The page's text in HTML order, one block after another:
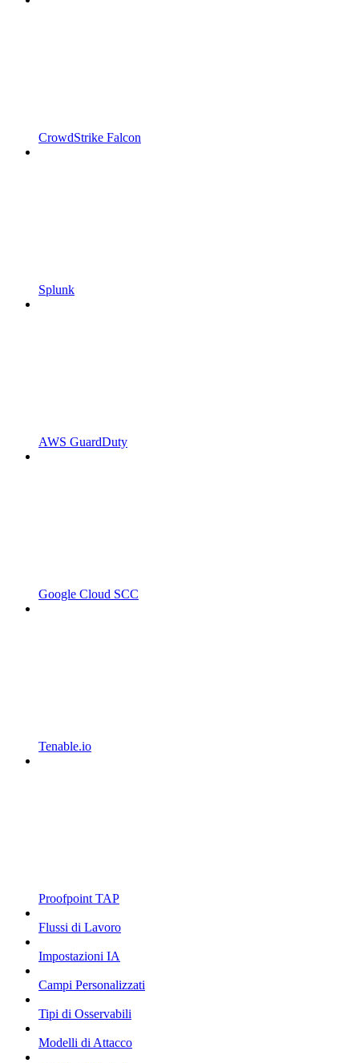
CrowdStrike Falcon
Splunk
AWS GuardDuty
Google Cloud SCC
Tenable.io
Proofpoint TAP
Flussi di Lavoro
Impostazioni IA
Campi Personalizzati
Tipi di Osservabili
Modelli di Attacco